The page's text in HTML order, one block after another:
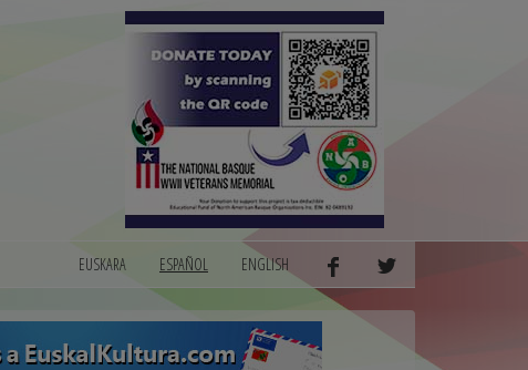
EUSKARA ESPAÑOL ENGLISH